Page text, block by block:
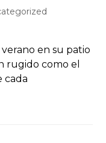
en su patio
rugido como el
cada